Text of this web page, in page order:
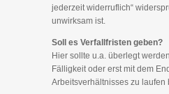
jederzeit widerruflich“
unwirksam ist.
Soll es Verfallfristen geben?
Hier sollte u.a. überlegt
Fälligkeit oder erst mit dem
Arbeitsverhältnisses zu laufen